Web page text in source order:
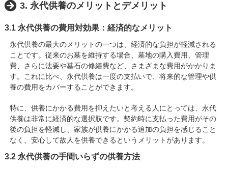
3. 永代供養のメリットとデメリット
3.1 永代供養の費用対効果：経済的なメリット
永代供養の最大のメリットの一つは、経済的な負担が軽減される
ことです。従来のお墓を維持する場合、墓地の購入費用、管理
費、さらに法要や墓石の修繕費など、さまざまな費用がかかりま
す。これに比べ、永代供養は一度の支払いで、将来的な管理や供
養の費用をカバーすることができます。
特に、供養にかかる費用を抑えたいと考える人にとっては、永代
供養は非常に経済的な選択肢です。契約時に支払った費用がその
後の負担を軽減し、家族が供養にかかる追加の負担を感じること
なく、安心して故人を供養できるというメリットがあります。
3.2 永代供養の手間いらずの供養方法